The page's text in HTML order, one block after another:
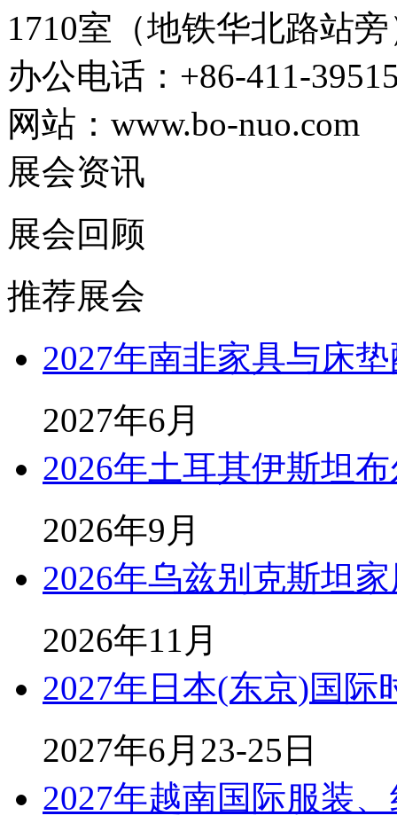
1710室（地铁华北路站
办公电话：+86-411-
网站：www.bo-nuo.com
展会资讯
展会回顾
推荐展会
2027年南非家具与床
2027年6月
2026年土耳其伊斯坦
2026年9月
2026年乌兹别克斯坦
2026年11月
2027年日本(东京)国际
2027年6月23-25日
2027年越南国际服装